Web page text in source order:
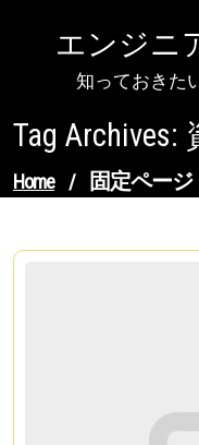
エンジニ
知っておきた
Tag Archives:
Home / 固定ページ